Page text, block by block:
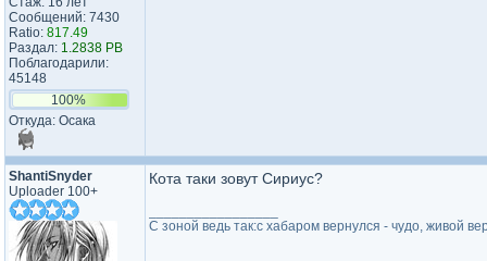
Сообщений: 7430
Ratio: 817.49
Раздал: 1.2838 PB
Поблагодарили:
45148
100%
Откуда: Осака
ShantiSnyder
Uploader 100+
Кота таки зовут Сириус?
С зоной ведь так:с хабаром вернулся - чудо, живой